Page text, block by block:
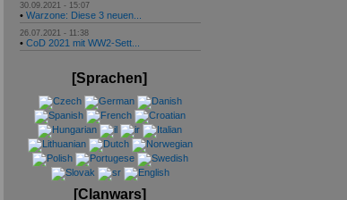
30.09.2021 - 15:07
• Warzone: Diese 3 neuen...
26.07.2021 - 11:38
• CoD 2021 mit WW2-Sett...
[Sprachen]
[Clanwars]